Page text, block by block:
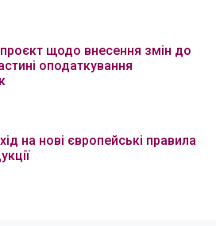
щодо внесення змін до
оподаткування
на нові європейські правила